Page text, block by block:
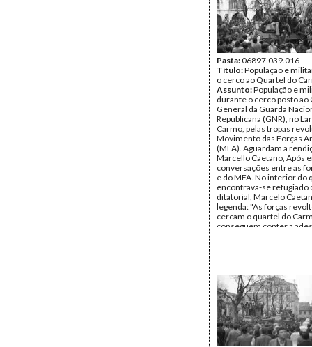
Pasta:06897.039.016
Título:População e
o cerco ao Quartel do
Assunto:População e
durante o cerco posto ao
General da Guarda
Republicana (GNR), no
Carmo, pelas tropas
Movimento das Forças
(MFA). Aguardam a
Marcello Caetano, Após
conversações entre as
e do MFA. No interior do
encontrava-se refugiado
ditatorial, Marcelo
legenda: "As forças
cercam o quartel do
conseguem conter a
Página(s):1